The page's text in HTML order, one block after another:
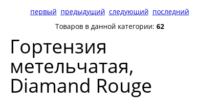
первый предыдущий следующий последний
Товаров в данной категории: 62
Гортензия
метельчатая,
Diamand Rouge